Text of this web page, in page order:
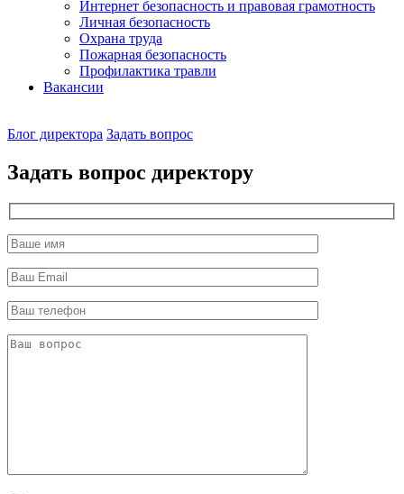
Интернет безопасность и правовая грамотность
Личная безопасность
Охрана труда
Пожарная безопасность
Профилактика травли
Вакансии
директор
Блог директора Задать вопрос
Задать вопрос директору